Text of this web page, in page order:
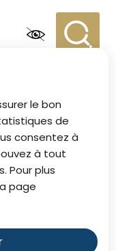
le bon
de
consentez à
à tout
Pour plus
page
Consulter
le plan du
site